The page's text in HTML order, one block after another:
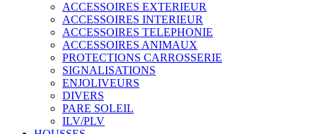
ACCESSOIRES EXTERIEUR
ACCESSOIRES INTERIEUR
ACCESSOIRES TELEPHONIE
ACCESSOIRES ANIMAUX
PROTECTIONS CARROSSERIE
SIGNALISATIONS
ENJOLIVEURS
DIVERS
PARE SOLEIL
ILV/PLV